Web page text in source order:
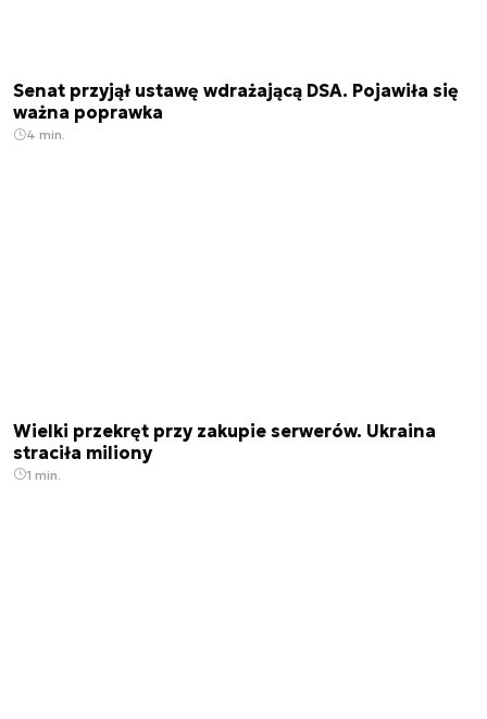
Senat przyjął ustawę wdrażającą DSA. Pojawiła się
ważna poprawka
4 min.
Wielki przekręt przy zakupie serwerów. Ukraina
straciła miliony
1 min.